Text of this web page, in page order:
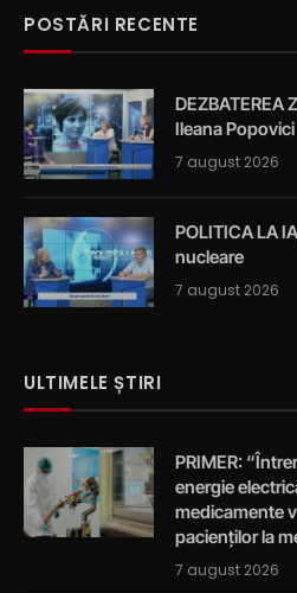
POSTĂRI RECENTE
DEZBATEREA
Ileana Popovici
7 august 2026
POLITICA LA
nucleare
7 august 2026
ULTIMELE ȘTIRI
PRIMER:
energie
medicamente
pacienților la
7 august 2026